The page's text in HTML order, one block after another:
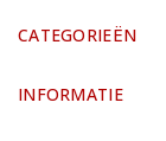
CATEGORIEËN
INFORMATIE